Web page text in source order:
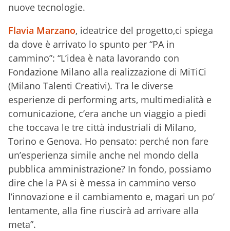
nuove tecnologie.
Flavia Marzano, ideatrice del progetto,ci spiega
da dove è arrivato lo spunto per “PA in
cammino”: “L’idea è nata lavorando con
Fondazione Milano alla realizzazione di MiTiCi
(Milano Talenti Creativi). Tra le diverse
esperienze di performing arts, multimedialità e
comunicazione, c’era anche un viaggio a piedi
che toccava le tre città industriali di Milano,
Torino e Genova. Ho pensato: perché non fare
un’esperienza simile anche nel mondo della
pubblica amministrazione? In fondo, possiamo
dire che la PA si è messa in cammino verso
l’innovazione e il cambiamento e, magari un po’
lentamente, alla fine riuscirà ad arrivare alla
meta”.